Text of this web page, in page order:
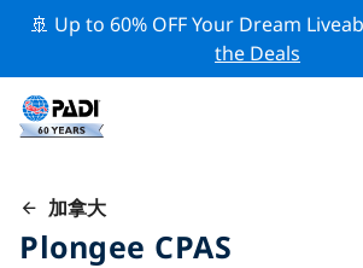
🚢 Up to 60% OFF Your Dream
the Deals
加拿大
Plongee CPAS